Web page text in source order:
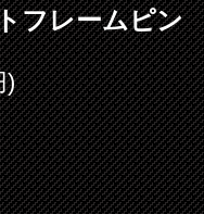
フレームピン
)